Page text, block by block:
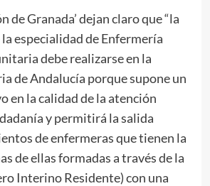
de Granada’ dejan claro que “la
especialidad de Enfermería
debe realizarse en la
de Andalucía porque supone un
en la calidad de la atención
y permitirá la salida
de enfermeras que tienen la
de ellas formadas a través de la
Interino Residente) con una